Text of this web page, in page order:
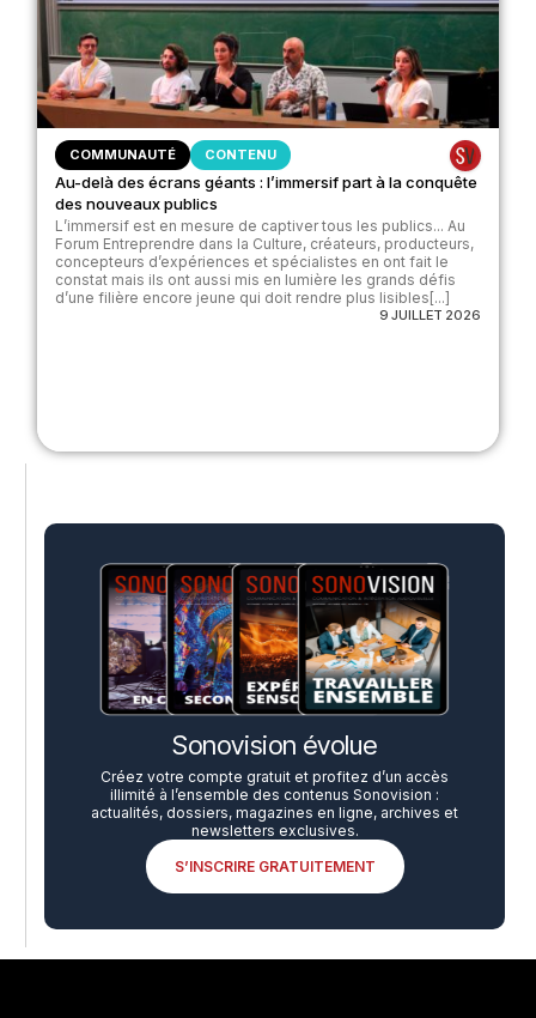
COMMUNAUTÉ CONTENU
Au-delà des écrans géants : l’immersif part à la conquête
des nouveaux publics
L’immersif est en mesure de captiver tous les publics... Au
Forum Entreprendre dans la Culture, créateurs, producteurs,
concepteurs d’expériences et spécialistes en ont fait le
constat mais ils ont aussi mis en lumière les grands défis
d’une filière encore jeune qui doit rendre plus lisibles[...]
9 JUILLET 2026
Sonovision évolue
Créez votre compte gratuit et profitez d’un accès
illimité à l’ensemble des contenus Sonovision :
actualités, dossiers, magazines en ligne, archives et
newsletters exclusives.
S’INSCRIRE GRATUITEMENT